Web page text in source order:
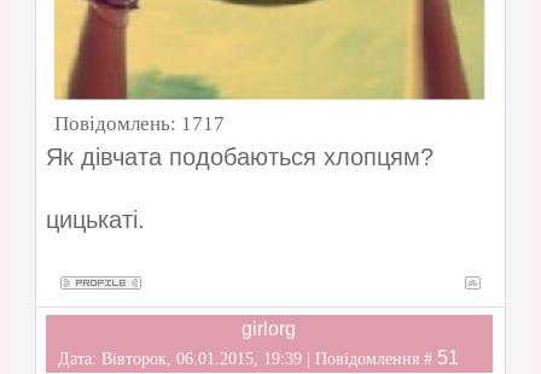
Повідомлень: 1717
Як дівчата подобаються хлопцям?
цицькаті.
girlorg
Дата: Вівторок, 06.01.2015, 19:39 | Повідомлення # 51